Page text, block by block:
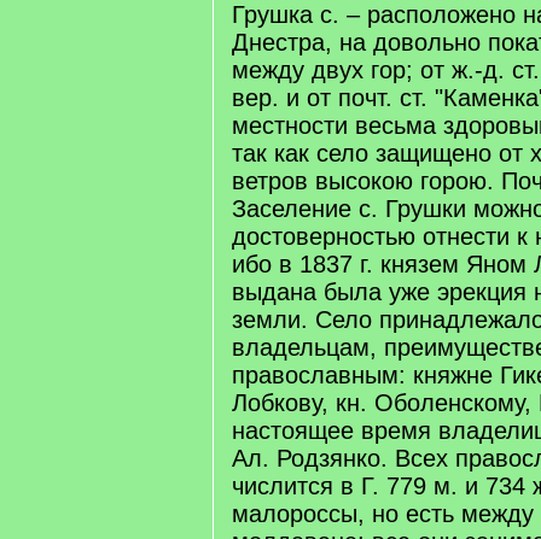
Грушка с. – расположено
Днестра, на довольно
между двух гор; от ж.-д.
вер. и от почт. ст.
местности весьма
так как село защищено от
ветров высокою горою.
Заселение с. Грушки
достоверностью отнести
ибо в 1837 г. князем
выдана была уже эрекция
земли. Село
владельцам,
православным: княжне
Лобкову, кн. Оболенскому,
настоящее время
Ал. Родзянко. Всех
числится в Г. 779 м. и 734
малороссы, но есть